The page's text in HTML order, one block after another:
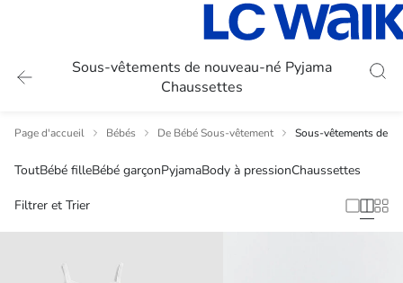
Sous-vêtements de nouveau-né Pyjama
Chaussettes
Page d'accueil Bébés De Bébé Sous-vêtement Sous-vêtements de
ToutBébé filleBébé garçonPyjamaBody à pressionChaussettes
Filtrer et Trier